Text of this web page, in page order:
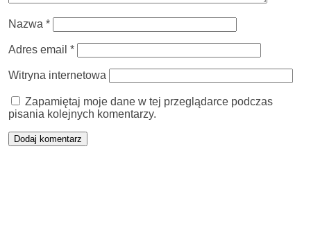
Nazwa *
Adres email *
Witryna internetowa
Zapamiętaj moje dane w tej przeglądarce podczas
pisania kolejnych komentarzy.